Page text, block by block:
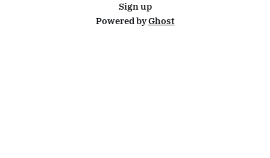
Sign up
Powered byGhost